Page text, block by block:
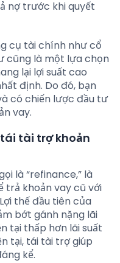
nợ trước khi quyết
cụ tài chính như cổ
cũng là một lựa chọn
lại lợi suất cao
định. Do đó, bạn
có chiến lược đầu tư
vay.
tài trợ khoản
là “refinance,” là
trả khoản vay cũ với
thế đầu tiên của
bớt gánh nặng lãi
tại thấp hơn lãi suất
tại, tái tài trợ giúp
kể.